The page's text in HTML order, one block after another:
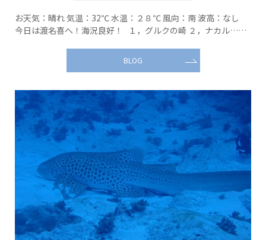
お天気：晴れ 気温：32℃ 水温：２８℃ 風向：南 波高：なし
今日は渡名喜へ！海況良好！ １，グルクの崎 ２，ナカル……
BLOG